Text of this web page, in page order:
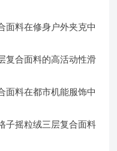
面料在修身户外夹克中
复合面料的高活动性滑
面料在都市机能服饰中
子摇粒绒三层复合面料